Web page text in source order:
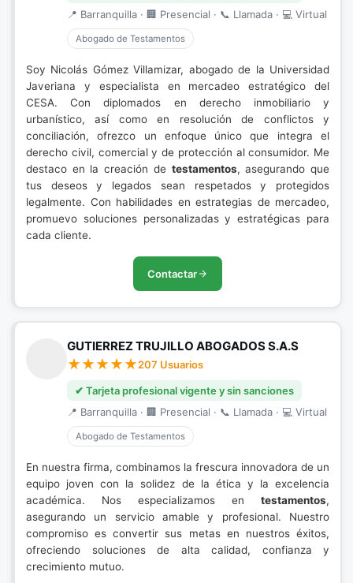
📍 Barranquilla · 🏢 Presencial · 📞 Llamada · 💻 Virtual
Abogado de Testamentos
Soy Nicolás Gómez Villamizar, abogado de la Universidad
Javeriana y especialista en mercadeo estratégico del
CESA. Con diplomados en derecho inmobiliario y
urbanístico, así como en resolución de conflictos y
conciliación, ofrezco un enfoque único que integra el
derecho civil, comercial y de protección al consumidor. Me
destaco en la creación de testamentos, asegurando que
tus deseos y legados sean respetados y protegidos
legalmente. Con habilidades en estrategias de mercadeo,
promuevo soluciones personalizadas y estratégicas para
cada cliente.
Contactar
GUTIERREZ TRUJILLO ABOGADOS S.A.S
207 Usuarios
✔ Tarjeta profesional vigente y sin sanciones
📍 Barranquilla · 🏢 Presencial · 📞 Llamada · 💻 Virtual
Abogado de Testamentos
En nuestra firma, combinamos la frescura innovadora de un
equipo joven con la solidez de la ética y la excelencia
académica. Nos especializamos en testamentos,
asegurando un servicio amable y profesional. Nuestro
compromiso es convertir sus metas en nuestros éxitos,
ofreciendo soluciones de alta calidad, confianza y
crecimiento mutuo.